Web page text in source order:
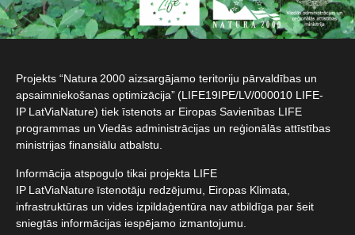
Projekts “Natura 2000 aizsargājamo teritoriju pārvaldības un
apsaimniekošanas optimizācija” (LIFE19IPE/LV/000010 LIFE-
IP LatViaNature) tiek īstenots ar Eiropas Savienības LIFE
programmas un Viedās administrācijas un reģionālās attīstības
ministrijas finansiālu atbalstu.​
Informācija atspoguļo tikai projekta LIFE
IP LatViaNature īstenotāju redzējumu, Eiropas Klimata,
infrastruktūras un vides izpildaģentūra nav atbildīga par šeit
sniegtās informācijas iespējamo izmantojumu.​